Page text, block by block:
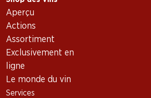
Aperçu
Actions
Assortiment
Exclusivement en
ligne
Le monde du vin
Services
Recto
Grigio del Veneto
Go
différentes régions , 2016